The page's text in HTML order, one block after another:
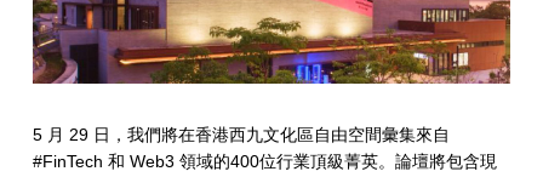
5 月 29 日，我們將在香港西九文化區自由空間彙集來自
#FinTech 和 Web3 領域的400位行業頂級菁英。論壇將包含現